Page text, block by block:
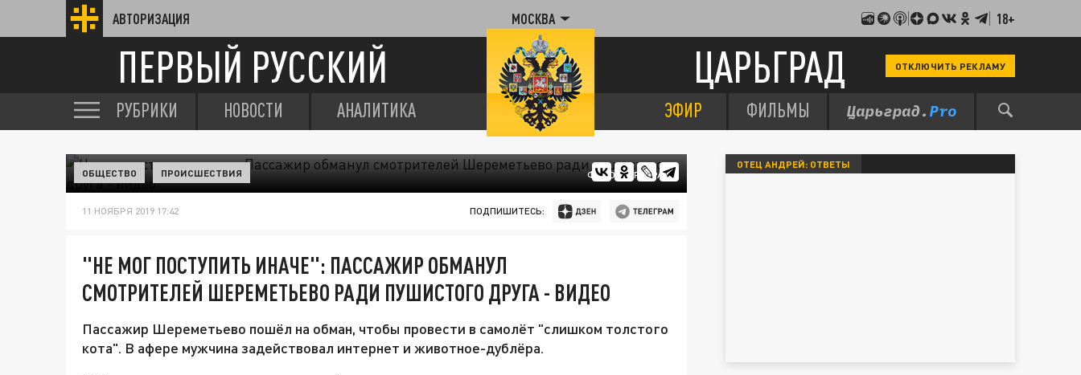
АВТОРИЗАЦИЯ МОСКВА 18+
ПЕРВЫЙ РУССКИЙ ЦАРЬГРАД ОТКЛЮЧИТЬ РЕКЛАМУ
РУБРИКИ НОВОСТИ АНАЛИТИКА ЭФИР ФИЛЬМЫ
ФОТО: ЦАРЬГРАД
ОБЩЕСТВО ПРОИСШЕСТВИЯ
11 НОЯБРЯ 2019 17:42 ПОДПИШИТЕСЬ:
"НЕ МОГ ПОСТУПИТЬ ИНАЧЕ": ПАССАЖИР ОБМАНУЛ
СМОТРИТЕЛЕЙ ШЕРЕМЕТЬЕВО РАДИ ПУШИСТОГО ДРУГА - ВИДЕО
Пассажир Шереметьево пошёл на обман, чтобы провести в самолёт "слишком толстого
кота". В афере мужчина задействовал интернет и животное-дублёра.
ОТЕЦ АНДРЕЙ: ОТВЕТЫ